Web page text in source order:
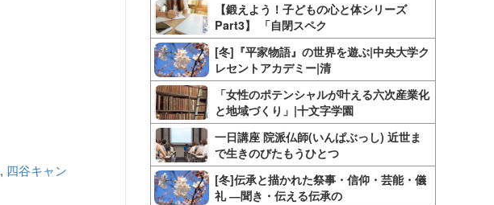
, 四谷キャン
【鍛えよう！子どもの心と体シリーズ
Part3】 「自閉スペク
[冬]『平家物語』の世界を遊ぶ|中央大学ク
レセントアカデミー|清
「女性のポテンシャルが叶える六次産業化
と地域づくり」|十文字学園
一日講座 院派仏師(いんぱぶっし) 近世ま
で生きのびたもうひとつ
[冬]伝承と描かれた祭事・信仰・芸能・儀
礼 ―聞き・伝える伝承の